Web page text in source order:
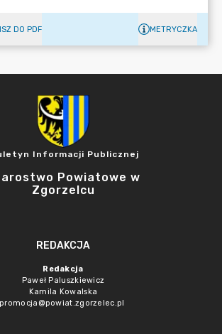
DO PDF METRYCZKA
Informacji Publicznej
Powiatowe w
Zgorzelcu
REDAKCJA
Redakcja
Paweł Paluszkiewicz
Kamila Kowalska
promocja@powiat.zgorzelec.pl